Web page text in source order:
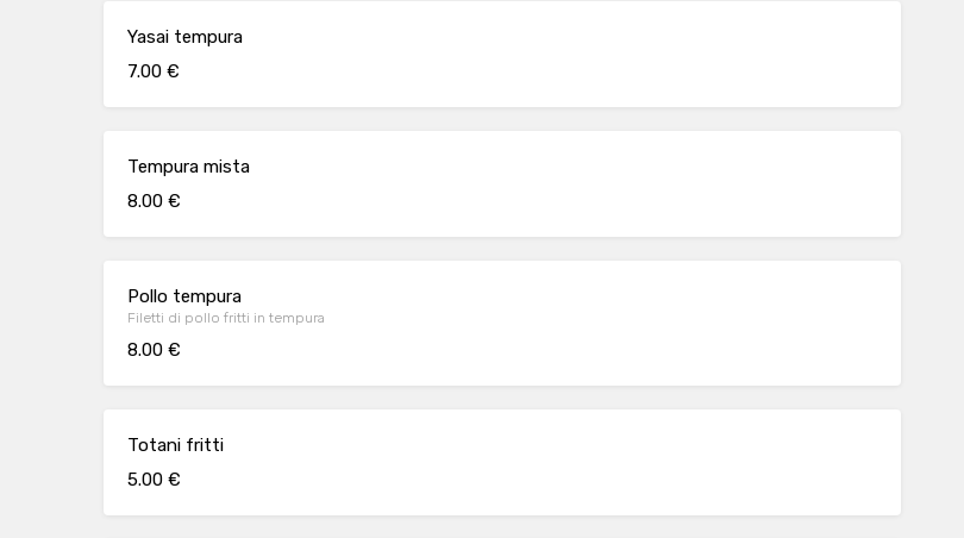
Yasai tempura
7.00 €
Tempura mista
8.00 €
Pollo tempura
Filetti di pollo fritti in tempura
8.00 €
Totani fritti
5.00 €